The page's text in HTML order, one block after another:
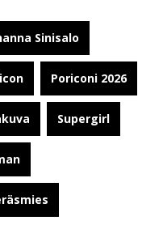
Sinisalo
Poriconi 2026
Supergirl